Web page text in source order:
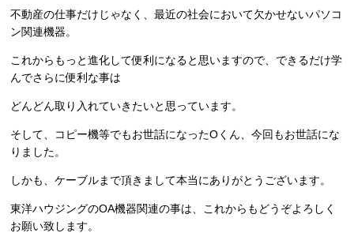
不動産の仕事だけじゃなく、最近の社会において欠かせないパソコ
ン関連機器。
これからもっと進化して便利になると思いますので、できるだけ学
んでさらに便利な事は
どんどん取り入れていきたいと思っています。
そして、コピー機等でもお世話になったOくん、今回もお世話にな
りました。
しかも、ケーブルまで頂きまして本当にありがとうございます。
東洋ハウジングのOA機器関連の事は、これからもどうぞよろしく
お願い致します。